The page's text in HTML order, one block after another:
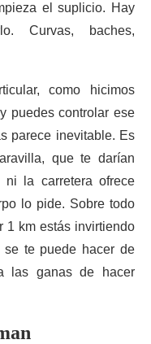
el suplicio. Hay
Curvas, baches,
como hicimos
puedes controlar ese
parece inevitable. Es
que te darían
la carretera ofrece
lo pide. Sobre todo
1 km estás invirtiendo
te puede hacer de
las ganas de hacer